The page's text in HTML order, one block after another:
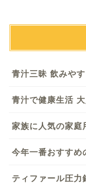
青汁三昧 飲みや
青汁で健康生活
家族に人気の家庭
今年一番おすすめ
ティファール圧